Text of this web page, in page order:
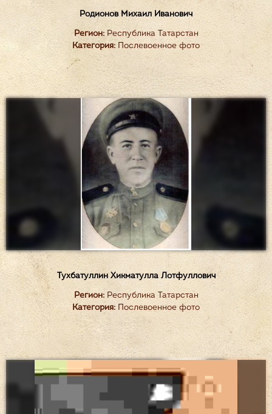
Родионов Михаил Иванович
Регион:Республика Татарстан
Категория: Послевоенное фото
Тухбатуллин Хикматулла Лотфуллович
Регион:Республика Татарстан
Категория:Послевоенное фото